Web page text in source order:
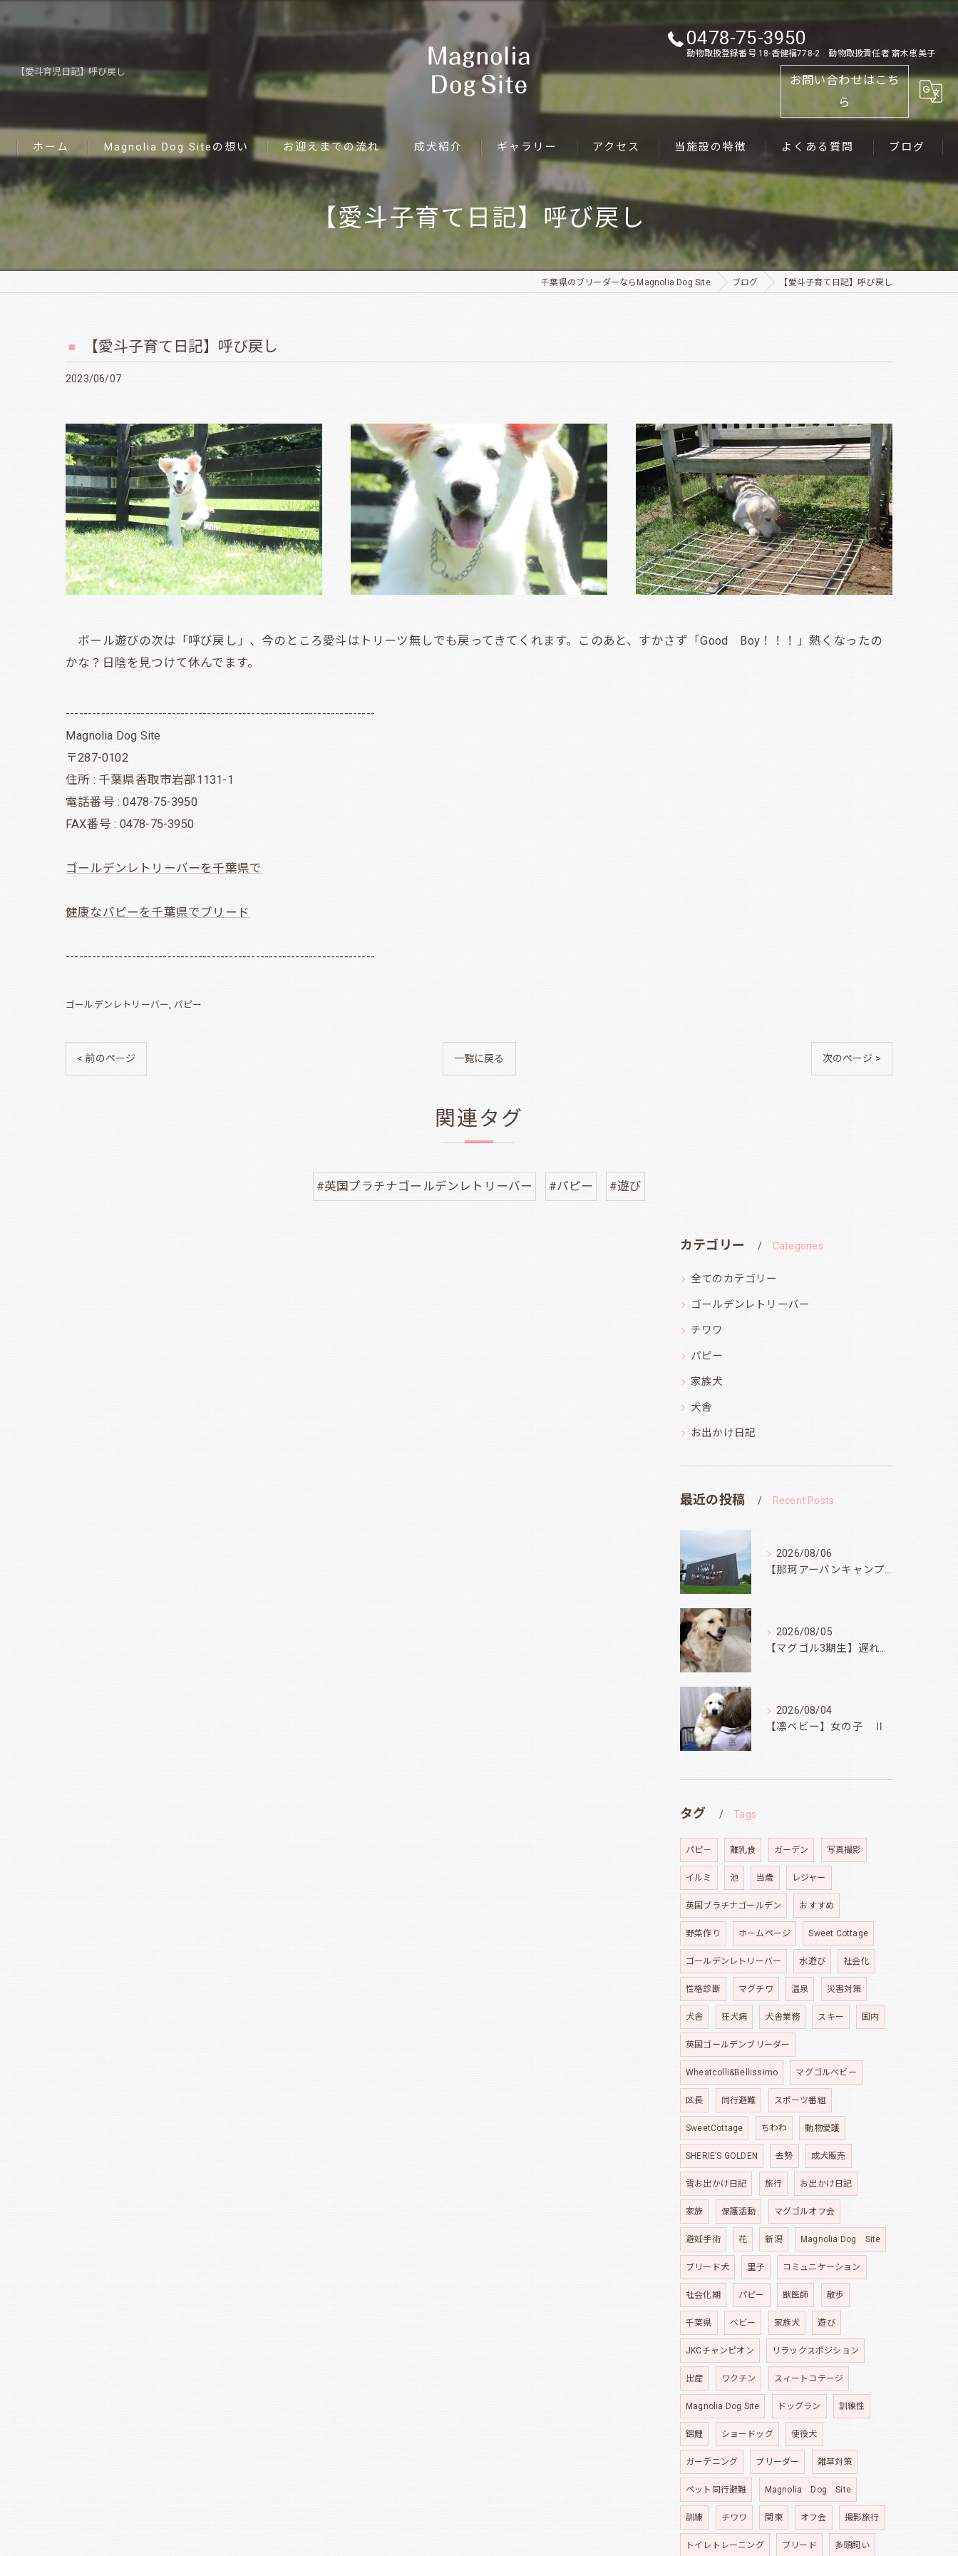
【愛斗育児日記】呼び戻し
0478-75-3950
動物取扱登録番号 18-香健福778-2 動物取扱責任者 齋木恵美子
お問い合わせはこち
ら
ホーム Magnolia Dog Siteの想い お迎えまでの流れ 成犬紹介 ギャラリー アクセス 当施設の特徴
ゴールデンレトリーバー
ペット
犬舎
よくある質問 ブログ
【愛斗子育て日記】呼び戻し
千葉県のブリーダーならMagnolia Dog Site ブログ 【愛斗子育て日記】呼び戻し
【愛斗子育て日記】呼び戻し
2023/06/07
ボール遊びの次は「呼び戻し」、今のところ愛斗はトリーツ無しでも戻ってきてくれます。このあと、すかさず「Good Boy！！！」熱くなったの
かな？日陰を見つけて休んでます。
----------------------------------------------------------------------
Magnolia Dog Site
〒287-0102
住所 : 千葉県香取市岩部1131-1
電話番号 : 0478-75-3950
FAX番号 : 0478-75-3950
ゴールデンレトリーバーを千葉県で
健康なパピーを千葉県でブリード
----------------------------------------------------------------------
ゴールデンレトリーバー パピー
< 前のページ 一覧に戻る 次のページ >
関連タグ
#英国プラチナゴールデンレトリーバー #パピー #遊び
カテゴリー Categories
全てのカテゴリー
ゴールデンレトリーバー
チワワ
パピー
家族犬
犬舎
お出かけ日記
最近の投稿 Recent Posts
2026/08/06
【那珂アーバンキャンプフィールド】
2026/08/05
【マグゴル3期生】遅ればせながら
2026/08/04
【凛ベビー】女の子 Ⅱ
タグ Tags
パピ－ 離乳食 ガーデン 写真撮影
イルミ 池 当歳 レジャー
英国プラチナゴールデン おすすめ
野菜作り ホームページ Sweet Cottage
ゴールデンレトリーバー 水遊び 社会化
性格診断 マグチワ 温泉 災害対策
犬舎 狂犬病 犬舎業務 スキー 国内
英国ゴールデンブリーダー
Wheatcolli&Bellissimo マグゴルベビー
区長 同行避難 スポーツ番組
SweetCottage ちわわ 動物愛護
SHERIE’S GOLDEN 去勢 成犬販売
雪お出かけ日記 旅行 お出かけ日記
家族 保護活動 マグゴルオフ会
避妊手術 花 新潟 Magnolia Dog Site
ブリード犬 里子 コミュニケーション
社会化期 パピー 獣医師 散歩
千葉県 ベビー 家族犬 遊び
JKCチャンピオン リラックスポジション
出産 ワクチン スィートコテージ
Magnolia Dog Site ドッグラン 訓練性
錦鯉 ショードッグ 使役犬
ガーデニング ブリーダー 雑草対策
ペット同行避難 Magnolia Dog Site
訓練 チワワ 関東 オフ会 撮影旅行
トイレトレーニング ブリード 多頭飼い